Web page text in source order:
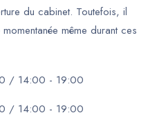
du cabinet. Toutefois, il
même durant ces
/ 14:00 - 19:00
/ 14:00 - 19:00